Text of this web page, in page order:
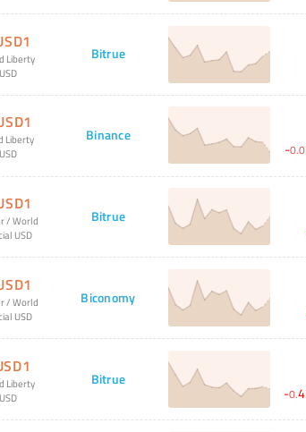
Liberty
Bitrue
Liberty
Binance
-0.0
/World
USD
Bitrue
/World
USD
Biconomy
Liberty
Bitrue
-0.